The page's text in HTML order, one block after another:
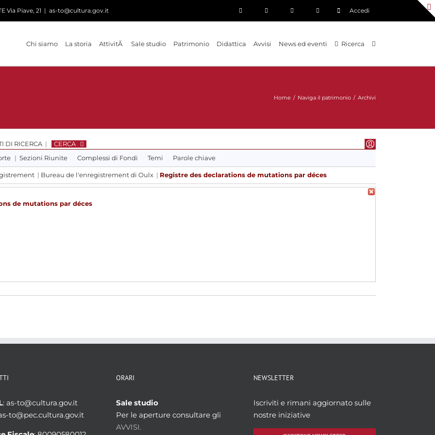
Via Piave, 21 | as-to@cultura.gov.it Accedi
Chi siamo La storia AttivitÃ Sale studio Patrimonio Didattica Avvisi News ed eventi Ricerca
Home / Naviga il patrimonio / Archivi
DI RICERCA |
CERCA
| Sezioni Riunite Complessi di Fondi Temi Parole chiave
| Bureau de l'enregistrement di Oulx | Registre des declarations de mutations par déces
de mutations par déces
: as-to@cultura.gov.it
to@pec.cultura.gov.it
ORARI
Sale studio
Per le aperture consultare gli
AVVISI.
NEWSLETTER
Iscriviti e rimani aggiornato sulle
nostre iniziative